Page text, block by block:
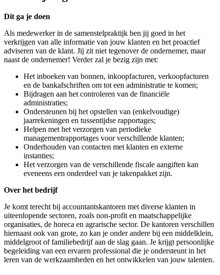
Dit ga je doen
Als medewerker in de samenstelpraktijk ben jij goed in het
verkrijgen van alle informatie van jouw klanten en het proactief
adviseren van de klant. Jij zit niet tegenover de ondernemer, maar
naast de ondernemer! Verder zal je bezig zijn met:
Het inboeken van bonnen, inkoopfacturen, verkoopfacturen
en de bankafschriften om tot een administratie te komen;
Bijdragen aan het controleren van de financiële
administraties;
Ondersteunen bij het opstellen van (enkelvoudige)
jaarrekeningen en tussentijdse rapportages;
Helpen met het verzorgen van periodieke
managementrapportages voor verschillende klanten;
Onderhouden van contacten met klanten en externe
instanties;
Het verzorgen van de verschillende fiscale aangiften kan
eveneens een onderdeel van je takenpakket zijn.
Over het bedrijf
Je komt terecht bij accountantskantoren met diverse klanten in
uiteenlopende sectoren, zoals non-profit en maatschappelijke
organisaties, de horeca en agrarische sector. De kantoren verschillen
hiernaast ook van grote, zo kan je onder andere bij een middelklein,
middelgroot of familiebedrijf aan de slag gaan. Je krijgt persoonlijke
begeleiding van een ervaren professional die je ondersteunt in het
leren van de werkzaamheden en het ontwikkelen van jouw talenten.